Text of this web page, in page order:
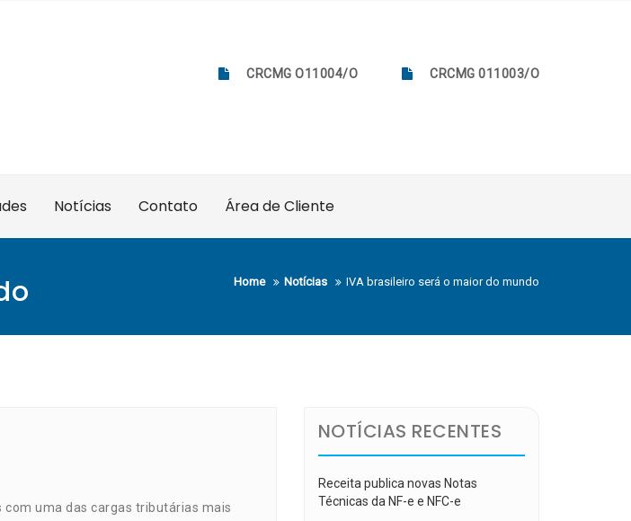
CRCMG O11004/O CRCMG 011003/O
Notícias Contato Área de Cliente
Home Notícias IVA brasileiro será o maior do mundo
uma das cargas tributárias mais
NOTÍCIAS RECENTES
Receita publica novas Notas
Técnicas da NF-e e NFC-e